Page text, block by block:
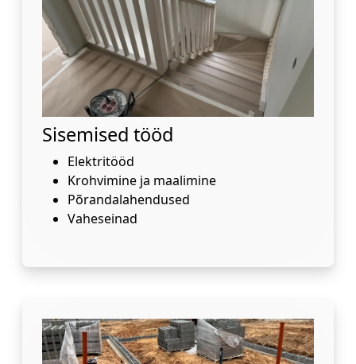
Sisemised tööd
Elektritööd
Krohvimine ja maalimine
Põrandalahendused
Vaheseinad